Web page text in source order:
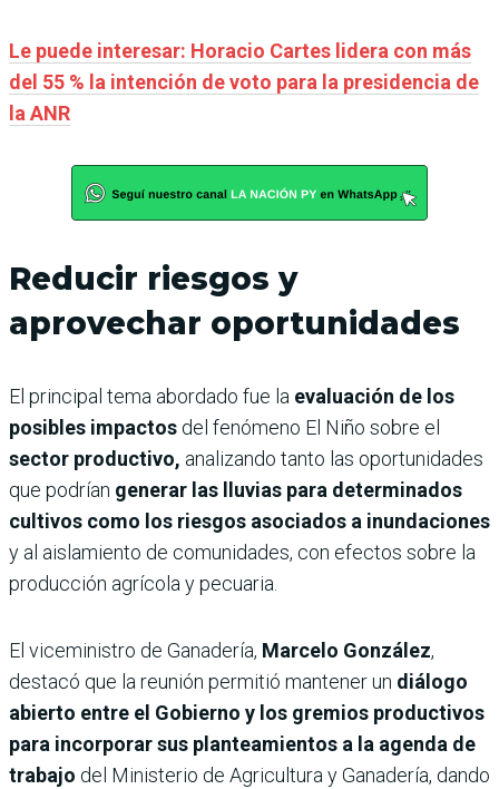
Le puede interesar: Horacio Cartes lidera con más
del 55 % la intención de voto para la presidencia de
la ANR
Reducir riesgos y
aprovechar oportunidades
El principal tema abordado fue la evaluación de los
posibles impactos del fenómeno El Niño sobre el
sector productivo, analizando tanto las oportunidades
que podrían generar las lluvias para determinados
cultivos como los riesgos asociados a inundaciones
y al aislamiento de comunidades, con efectos sobre la
producción agrícola y pecuaria.
El viceministro de Ganadería, Marcelo González,
destacó que la reunión permitió mantener un diálogo
abierto entre el Gobierno y los gremios productivos
para incorporar sus planteamientos a la agenda de
trabajo del Ministerio de Agricultura y Ganadería, dando